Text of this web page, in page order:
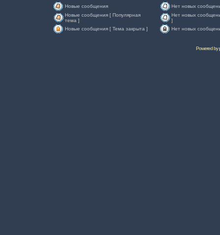
Новые сообщения
Нет новых
Новые сообщения [ Популярная
тема ]
Нет новых
]
Новые сообщения [ Тема закрыта ]
Нет новых
Powered by